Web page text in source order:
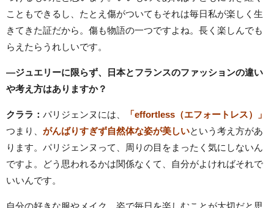
こともできるし、たとえ傷がついてもそれは毎日私が楽しく生
きてきた証だから。傷も物語の一つですよね。長く楽しんでも
らえたらうれしいです。
―ジュエリーに限らず、日本とフランスのファッションの違い
や考え方はありますか？
クララ： パリジェンヌには、
「effortless（エフォートレス）」
つまり、 がんばりすぎず自然体な姿が美しいという考え方があ
ります。パリジェンヌって、周りの目をまったく気にしないん
ですよ。どう思われるかは関係なくて、自分がよければそれで
いいんです。
自分の好きな服やメイク、姿で毎日を楽しむことが大切だと思